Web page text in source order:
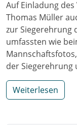
Auf Einladung
Thomas Müller
zur Siegerehrung
umfassten wie
der
Weiterlesen